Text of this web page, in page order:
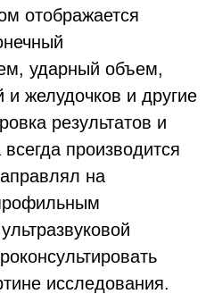
отображается
ударный объем,
желудочков и другие
результатов и
производится
на
исследования.